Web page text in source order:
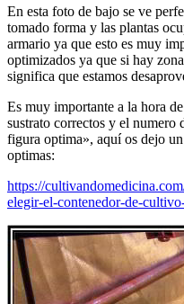
En esta foto de bajo se ve
tomado forma y las plantas
armario ya que esto es muy
optimizados ya que si hay
significa que estamos
Es muy importante a la hora
sustrato correctos y el numero
figura optima», aquí os dejo
optimas:
https://
elegir-el-contenedor-de-